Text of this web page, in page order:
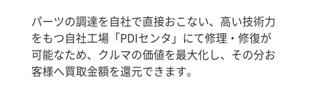
パーツの調達を自社で直接おこない、高い技術力
をもつ自社工場「PDIセンタ」にて修理・修復が
可能なため、クルマの価値を最大化し、その分お
客様へ買取金額を還元できます。